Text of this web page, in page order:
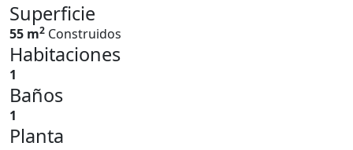
Superficie
55 m2 Construidos
Habitaciones
1
Baños
1
Planta